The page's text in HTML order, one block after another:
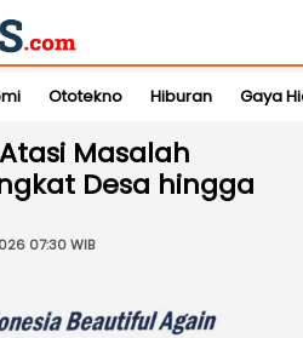
Ototekno Hiburan Gaya
Masalah
Desa hingga
07:30 WIB